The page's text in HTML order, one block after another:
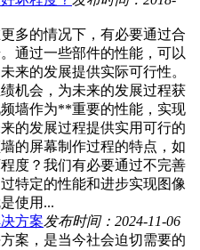
多的情况下，有必要通过合
通过一些部件的性能，可以
来的发展提供实际可行性。
机会，为未来的发展过程获
墙作为**重要的性能，实现
的发展过程提供实用可行的
的屏幕制作过程的特点，如
度？我们有必要通过不完善
特定的性能和进步实现图像
使用...
方案发布时间：2024-11-06
案，是当今社会迫切需要的